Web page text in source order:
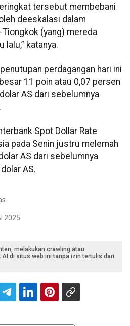
tersebut membebani
deeskalasi dalam
(yang) mereda
lalu,” katanya.
perdagangan hari ini
11 poin atau 0,07 persen
AS dari sebelumnya
Spot Dollar Rate
pada Senin justru melemah
AS dari sebelumnya
AS.
2025
melakukan crawling atau
di situs web ini tanpa izin tertulis dari